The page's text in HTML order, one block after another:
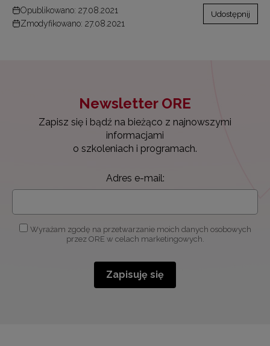
Opublikowano: 27.08.2021
Zmodyfikowano: 27.08.2021
Udostępnij
Newsletter ORE
Zapisz się i bądź na bieżąco z najnowszymi
informacjami
o szkoleniach i programach.
Adres e-mail:
Wyrażam zgodę na przetwarzanie moich danych osobowych
przez ORE w celach marketingowych.
Zapisuję się